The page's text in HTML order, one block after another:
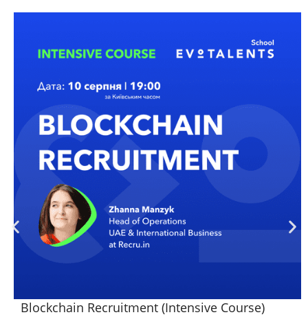
Blockchain Recruitment (Intensive Course)